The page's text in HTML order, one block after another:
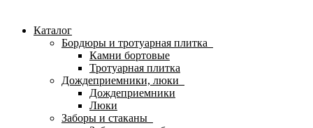
Каталог
Бордюры и тротуарная плитка
Камни бортовые
Тротуарная плитка
Дождеприемники, люки
Дождеприемники
Люки
Заборы и стаканы